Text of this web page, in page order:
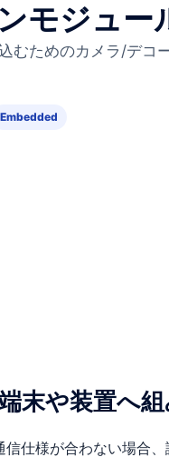
モジュー
むためのカメラ/デコ
Embedded
末や装置へ
仕様が合わない場合